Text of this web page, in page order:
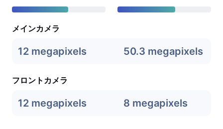
メインカメラ
12 megapixels 50.3 megapixels
フロントカメラ
12 megapixels 8 megapixels